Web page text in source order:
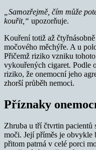
„Samozřejmě, čím může
kouřit,“ upozorňuje.
Kouření totiž až
močového měchýře. A u
Přičemž riziko vzniku
vykouřených cigaret. Podle
riziko, že onemocní jeho
zhorší průběh nemoci.
Příznaky
Zhruba u tří čtvrtin
moči. Její příměs je obvykle
přitom patrná v celé porci